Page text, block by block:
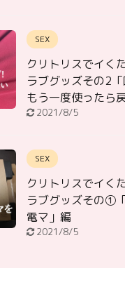
SEX
クリトリスでイく
ラブグッズその2「
もう一度使ったら
2021/8/5
SEX
クリトリスでイく
ラブグッズその①
電マ」編
2021/8/5